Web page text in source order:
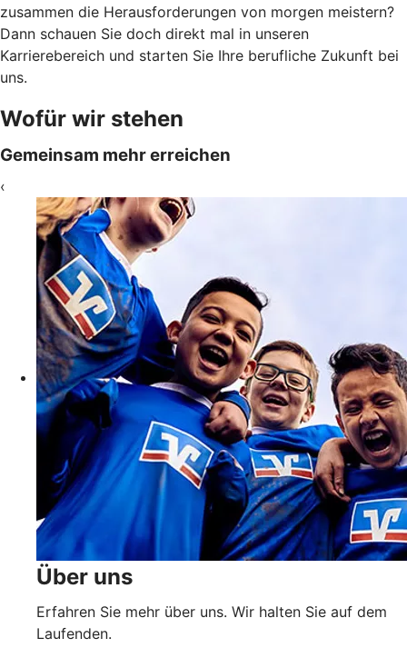
zusammen die Herausforderungen von morgen meistern?
Dann schauen Sie doch direkt mal in unseren
Karrierebereich und starten Sie Ihre berufliche Zukunft bei
uns.
Wofür wir stehen
Gemeinsam mehr erreichen
‹
Über uns
Erfahren Sie mehr über uns. Wir halten Sie auf dem
Laufenden.